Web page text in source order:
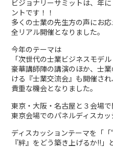
ビジョナリーサミットは、年
ントです！！
多くの士業の先生方の声にお
全リアル開催となりました。
今年のテーマは
「次世代の士業ビジネスモデ
豪華講師陣の講演のほか、士
ける『士業交流会』も開催さ
貴重な機会となりました。
東京・大阪・名古屋と３会場
東京会場でのパネルディスカ
ディスカッションテーマを「
『絆』をどう築き上げるか!!